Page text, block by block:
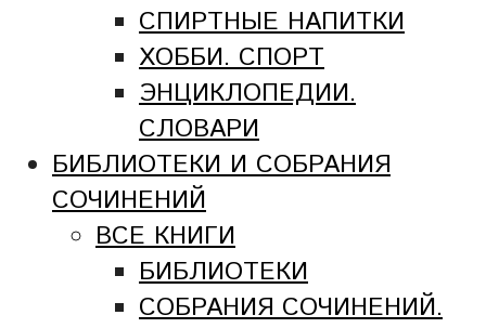
СПИРТНЫЕ НАПИТКИ
ХОББИ. СПОРТ
ЭНЦИКЛОПЕДИИ.
СЛОВАРИ
БИБЛИОТЕКИ И СОБРАНИЯ
СОЧИНЕНИЙ
ВСЕ КНИГИ
БИБЛИОТЕКИ
СОБРАНИЯ СОЧИНЕНИЙ.